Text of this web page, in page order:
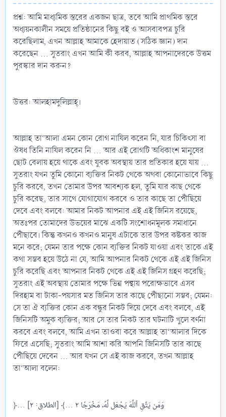
প্রশ্ন: আমি মাধ্যমিক স্তরের একজন ছাত্র, তবে আমি প্রাথমিক স্তরে
অধ্যয়নকালীন সময়ে প্রতিষ্ঠানের কিছু বই ও আসবাবপত্র চুরি
করেছিলাম, এখন আল্লাহ আমাকে হেদায়াত (সঠিক জ্ঞান) দান
করেছেন ... সুতরাং এখন আমি কী করব, আল্লাহ আপনাদেরকে উত্তম
পুরস্কার দান করুন?
উত্তর: আলহামদুলিল্লাহ্‌।
আল্লাহ তা‘আলা এমন কোন রোগ নাযিল করেন নি, যার চিকিৎসা বা
ঔষধ তিনি নাযিল করেন নি ... আর এই রোগটি অধিকাংশ মানুষের
ছোট বেলায় হয়ে থাকে এবং যুবক অবস্থায় তার প্রতিকার হয়ে যায় ...
সুতরাং যখন তুমি কোনো ব্যক্তির নিকট থেকে অথবা কোনোভাবে কিছু
চুরি করবে, তখন তোমার উপর আবশ্যক হল, তুমি যার কাছ থেকে
চুরি করেছ, তার সাথে যোগাযোগ করবে ও তার কাছে তা পৌঁছিয়ে
দেবে এবং বলবে: আমার নিকট আপনার এই এই জিনিস রয়েছে,
অতঃপর তোমাদের উভয়ের মাঝে একটি সংশোধনমূলক সমাধানে
পৌঁছাবে। কিন্তু কখনও কখনও মানুষ এটাকে তার উপর কষ্টকর কাজ
মনে করে; যেমন তার পক্ষে কোন ব্যক্তির নিকট যাওয়া এবং তাকে এই
কথা সম্ভব হয়ে উঠে না যে, আমি আপনার নিকট থেকে এই এই জিনিস
চুরি করেছি এবং আপনার নিকট থেকে এই এই জিনিস গ্রহণ করেছি;
সুতরাং এই অবস্থায় তোমার পক্ষে ভিন্ন পন্থায় পরোক্ষভাবে এসব
দিরহাম বা টাকা-পয়সার মত জিনিস তার কাছে পৌঁছানো সম্ভব; যেমন:
সে তা ঐ ব্যক্তির কোন এক বন্ধুর নিকট দিয়ে দেবে এবং বলবে, এই
জিনিসটি অমুক ব্যক্তির; আর সে তার নিকট তার ঘটনাটি খুলে বর্ণনা
করবে এবং বলবে, আমি এখন তাওবা করে আল্লাহ তা‘আলার দিকে
ফিরে এসেছি; সুতরাং আমি আশা করি আপনি জিনিসটি তার কাছে
পৌঁছিয়ে দেবেন ... আর যখন সে এই কাজ করবে, তখন আল্লাহ
তা‘আলা বলেন:
﴿... وَمَن يَتَّقِ ٱللَّهَ يَجۡعَل لَّهُۥ مَخۡرَجٗا ٢ ...﴾ [الطلاق: ٢]